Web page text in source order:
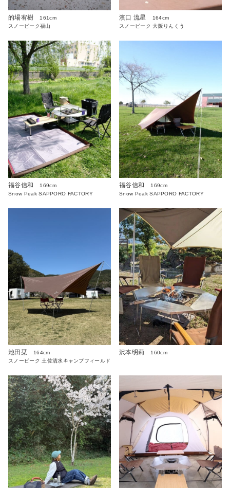
的場宥樹
161cm
スノーピーク福山
濱口 流星
164cm
スノーピーク 大阪りんくう
福谷信和
169cm
Snow Peak SAPPORO FACTORY
福谷信和
169cm
Snow Peak SAPPORO FACTORY
池田栞
164cm
スノーピーク 土佐清水キャンプフィールド
沢本明莉 160cm